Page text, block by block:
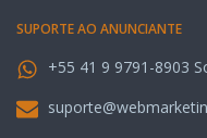
SUPORTE AO ANUNCIANTE
+55 41 9 9791-8903